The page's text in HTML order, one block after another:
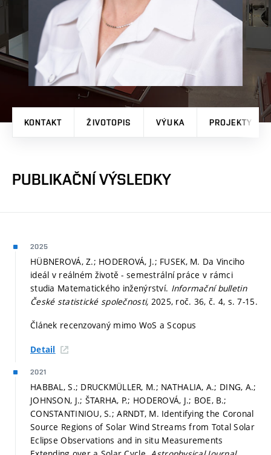
KONTAKT ŽIVOTOPIS VÝUKA PROJEKTY
PUBLIKAČNÍ VÝSLEDKY
2025
HÜBNEROVÁ, Z.; HODEROVÁ, J.; FUSEK, M. Da Vinciho
ideál v reálném životě - semestrální práce v rámci
studia Matematického inženýrství. Informační bulletin
České statistické společnosti, 2025, roč. 36, č. 4, s. 7-15.
Článek recenzovaný mimo WoS a Scopus
Detail
2021
HABBAL, S.; DRUCKMÜLLER, M.; NATHALIA, A.; DING, A.;
JOHNSON, J.; ŠTARHA, P.; HODEROVÁ, J.; BOE, B.;
CONSTANTINIOU, S.; ARNDT, M. Identifying the Coronal
Source Regions of Solar Wind Streams from Total Solar
Eclipse Observations and in situ Measurements